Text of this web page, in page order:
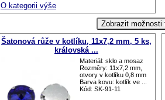
O kategorii výše
Šatonová růže v kotlíku, 11x7,2 mm, 5 ks,
královská ...
Materiál: sklo a mosaz
Rozměry: 11x7,2 mm,
otvory v kotlíku 0,8 mm
Barva kovu: kotlík ve ...
Kód: SK-91-11